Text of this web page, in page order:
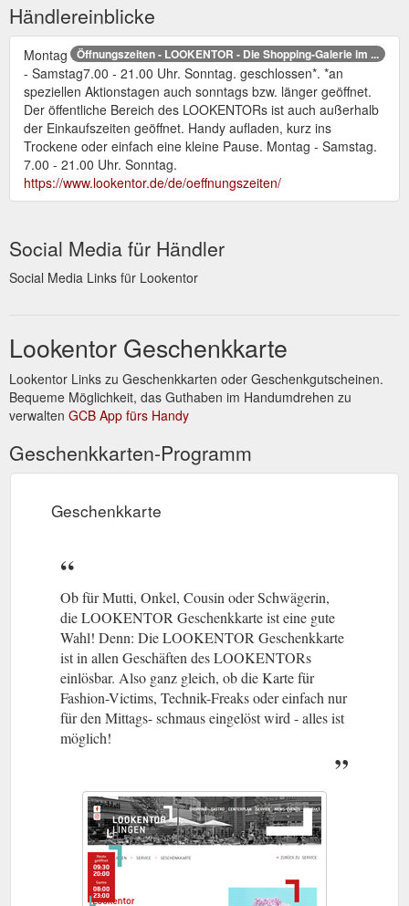
Händlereinblicke
Öffnungszeiten - LOOKENTOR - Die Shopping-Galerie im ...
Montag
- Samstag7.00 - 21.00 Uhr. Sonntag. geschlossen*. *an
speziellen Aktionstagen auch sonntags bzw. länger geöffnet.
Der öffentliche Bereich des LOOKENTORs ist auch außerhalb
der Einkaufszeiten geöffnet. Handy aufladen, kurz ins
Trockene oder einfach eine kleine Pause. Montag - Samstag.
7.00 - 21.00 Uhr. Sonntag.
https://www.lookentor.de/de/oeffnungszeiten/
Social Media für Händler
Social Media Links für Lookentor
Lookentor Geschenkkarte
Lookentor Links zu Geschenkkarten oder Geschenkgutscheinen.
Bequeme Möglichkeit, das Guthaben im Handumdrehen zu
verwalten GCB App fürs Handy
Geschenkkarten-Programm
Geschenkkarte
Ob für Mutti, Onkel, Cousin oder Schwägerin,
die LOOKENTOR Geschenkkarte ist eine gute
Wahl! Denn: Die LOOKENTOR Geschenkkarte
ist in allen Geschäften des LOOKENTORs
einlösbar. Also ganz gleich, ob die Karte für
Fashion-Victims, Technik-Freaks oder einfach nur
für den Mittags- schmaus eingelöst wird - alles ist
möglich!